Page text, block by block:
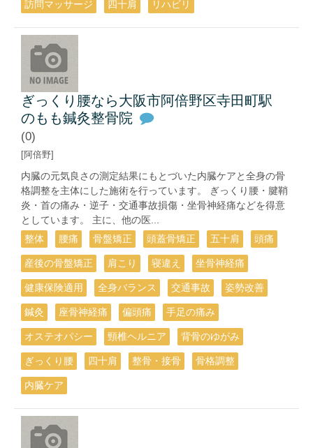
訪問マッサージ 四十肩 リハビリ
ぎっくり腰なら大阪市阿倍野区寺田町駅
のもも鍼灸整骨院
(0)
[阿倍野]
内臓の元気良さの測定結果にもとづいた内臓ケアと全身の骨
格調整を主体にした施術を行っています。 ぎっくり腰・腱鞘
炎・首の痛み・逆子・交通事故損傷・坐骨神経痛などを得意
としています。 主に、他の医...
整体
腰痛 骨盤矯正 頭蓋骨矯正 五十肩 頭痛
産後の骨盤矯正 肩こり 寝違え 坐骨神経痛
健康保険適用 全身バランス 交通事故 姿勢改善
鍼灸 座骨神経痛 偏頭痛 手足の痛み
オステオパシー 頸椎ヘルニア 背骨のゆがみ
ぎっくり腰 四十肩 整骨・接骨 骨格調整
内臓ケア